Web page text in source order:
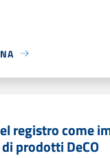
registro come
prodotti DeCO